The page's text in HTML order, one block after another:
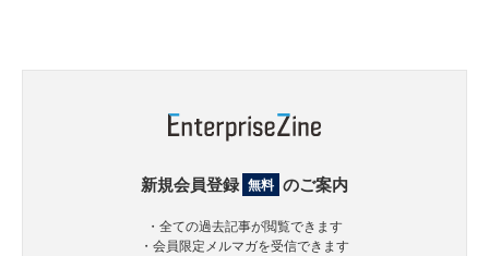
新規会員登録 無料 のご案内
・全ての過去記事が閲覧できます
・会員限定メルマガを受信できます